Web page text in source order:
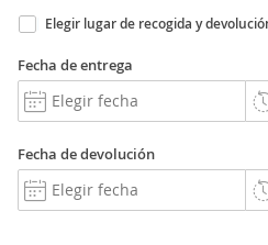
Elegir lugar de recogida y
Fecha de entrega
Fecha de devolución